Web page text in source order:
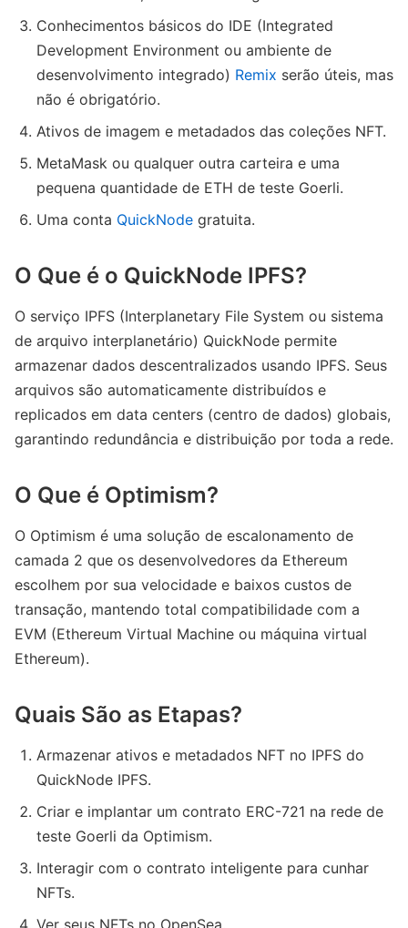
Conhecimentos básicos do IDE (Integrated
Development Environment ou ambiente de
desenvolvimento integrado) Remix serão úteis, mas
não é obrigatório.
Ativos de imagem e metadados das coleções NFT.
MetaMask ou qualquer outra carteira e uma
pequena quantidade de ETH de teste Goerli.
Uma conta QuickNode gratuita.
O Que é o QuickNode IPFS?
O serviço IPFS (Interplanetary File System ou sistema
de arquivo interplanetário) QuickNode permite
armazenar dados descentralizados usando IPFS. Seus
arquivos são automaticamente distribuídos e
replicados em data centers (centro de dados) globais,
garantindo redundância e distribuição por toda a rede.
O Que é Optimism?
O Optimism é uma solução de escalonamento de
camada 2 que os desenvolvedores da Ethereum
escolhem por sua velocidade e baixos custos de
transação, mantendo total compatibilidade com a
EVM (Ethereum Virtual Machine ou máquina virtual
Ethereum).
Quais São as Etapas?
Armazenar ativos e metadados NFT no IPFS do
QuickNode IPFS.
Criar e implantar um contrato ERC-721 na rede de
teste Goerli da Optimism.
Interagir com o contrato inteligente para cunhar
NFTs.
Ver seus NFTs no OpenSea.